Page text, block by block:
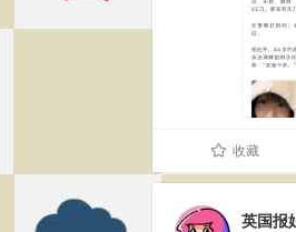
û 收藏
英国报